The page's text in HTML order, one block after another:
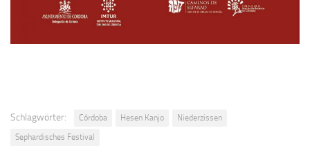
Schlagwörter: Córdoba Hesen Kanjo
Niederzissen
Sephardisches Festival